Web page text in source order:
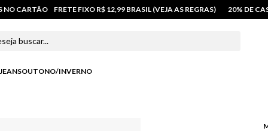
NO CARTÃO FRETE FIXO R$ 12,99 BRASIL (VEJA AS REGRAS) 20% DE
JEANSOUTONO/INVERNO